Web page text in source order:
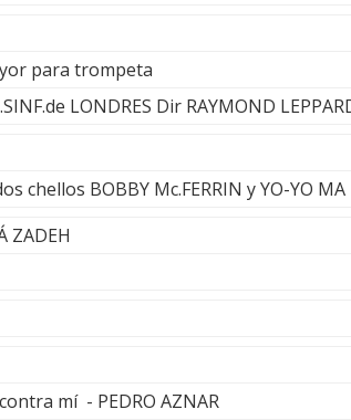
para trompeta
LONDRES Dir RAYMOND
chellos BOBBY Mc.FERRIN y YO-YO MA
ZADEH
mí - PEDRO AZNAR